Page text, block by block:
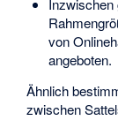
Inzwischen
von
angeboten.
Ähnlich
zwischen